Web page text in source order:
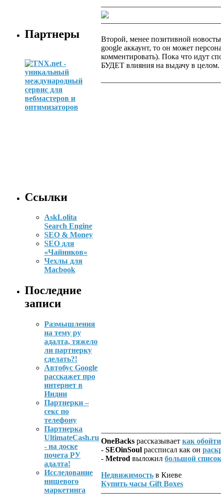
Партнеры
Ссылки
AskLolita
Search Engine
SEO & Money
SEO для
«Чайников»
Чехлы для
Macbook
Последние
записи
Размышления
на тему ру
адалта, тяжело
ли партнерку
сделать?!
Автобус Google
расскажет про
интернет в
Индии
Партнерки –
секс по
телефону
Партнерка
UltimateCash.ru
- на доске
почета РУ
адалта!
Исследование
нишевого
маркетинга
Второй, менее позитивной
google аккаунт, то он может
комментировать). Пока что идут
БУДЕТ влияния на выдачу в целом.
OneBacks рассказывает как
- SEOinSoul рассписал как он
- Metrod выложил большой
Недвижимость в Киеве
Купить часы Gift Boxes